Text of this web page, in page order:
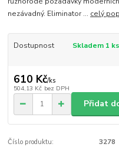
nezávadný. Eliminator ... celý
Dostupnost Skladem 1 ks
610 Kč/ks
504,13 Kč bez DPH
Přidat
Číslo produktu: 3278